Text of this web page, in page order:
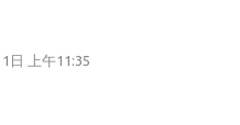
日 上午11:35